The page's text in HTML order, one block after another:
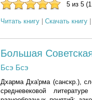
5 из 5
Читать книгу Скачать книгу
Большая
Бсэ Бсэ
Дхарма Дха'рма (санскр.),
средневековой